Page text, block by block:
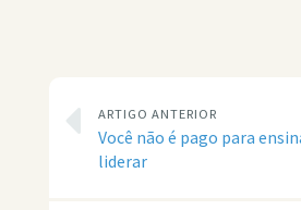
ARTIGO ANTERIOR
Você não é pago para
liderar